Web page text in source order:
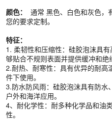
颜色： 通常 黑色、白色和灰色，
您的要求定制。
特征：
1. 柔韧性和压缩性：硅胶泡沫具
够贴合不规则表面并提供缓冲和绝
2.耐热、耐寒性：具有优异的耐
件下使用。
3.防水防风雨：硅胶泡沫具有防
户外和海洋应用。
4、耐化学性：耐多种化学品和油
性。